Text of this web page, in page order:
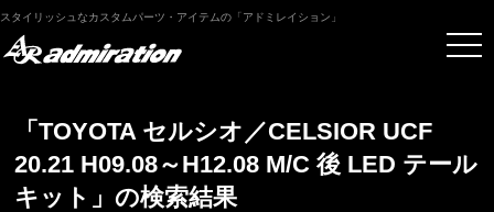
スタイリッシュなカスタムパーツ・アイテムの「アドミレイション」
「TOYOTA セルシオ／CELSIOR UCF
20.21 H09.08～H12.08 M/C 後 LED テール
キット」の検索結果